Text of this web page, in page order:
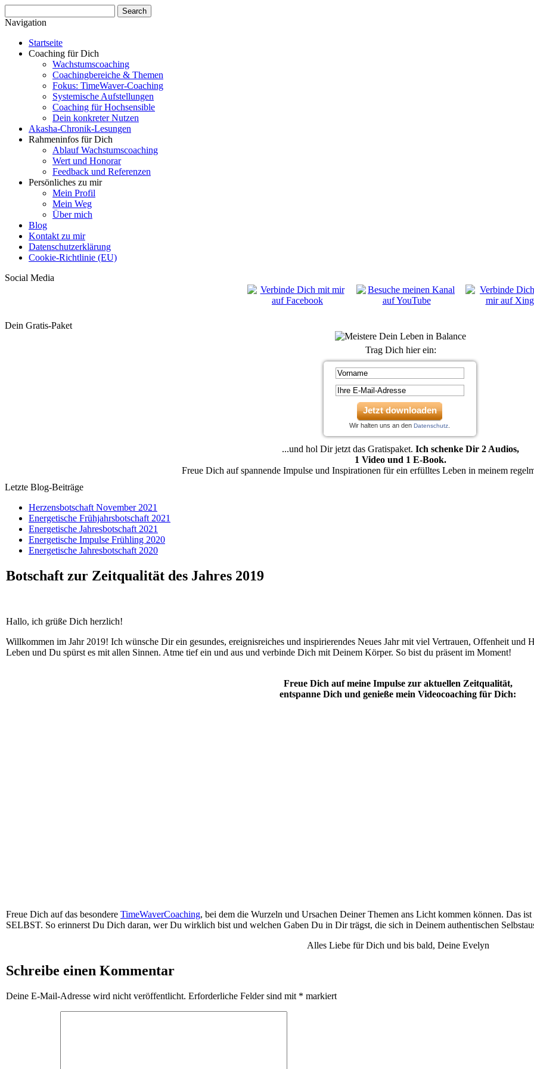
Navigation
Startseite
Coaching für Dich
Wachstumscoaching
Coachingbereiche & Themen
Fokus: TimeWaver-Coaching
Systemische Aufstellungen
Coaching für Hochsensible
Dein konkreter Nutzen
Akasha-Chronik-Lesungen
Rahmeninfos für Dich
Ablauf Wachstumscoaching
Wert und Honorar
Feedback und Referenzen
Persönliches zu mir
Mein Profil
Mein Weg
Über mich
Blog
Kontakt zu mir
Datenschutzerklärung
Cookie-Richtlinie (EU)
Social Media
Dein Gratis-Paket
Trag Dich hier ein:
Jetzt downloaden
Wir halten uns an den Datenschutz
...und hol Dir jetzt das Gratispaket. Ich schenke Dir 2 Audios,
1 Video und 1 E-Book.
Freue Dich auf spannende Impulse und Inspirationen für ein erfülltes Leben in meinem
Letzte Blog-Beiträge
Herzensbotschaft November 2021
Energetische Frühjahrsbotschaft 2021
Energetische Jahresbotschaft 2021
Energetische Impulse Frühling 2020
Energetische Jahresbotschaft 2020
Botschaft zur Zeitqualität des Jahres 2019
Hallo, ich grüße Dich herzlich!
Willkommen im Jahr 2019! Ich wünsche Dir ein gesundes, ereignisreiches und inspirierendes Neues Jahr mit viel Vertrauen, Offenheit
Leben und Du spürst es mit allen Sinnen. Atme tief ein und aus und verbinde Dich mit Deinem Körper. So bist du präsent im Moment!
Freue Dich auf meine Impulse zur aktuellen Zeitqualität,
entspanne Dich und genieße mein Videocoaching für Dich:
Freue Dich auf das besondere TimeWaverCoaching, bei dem die Wurzeln und Ursachen Deiner Themen ans Licht kommen können. Das
SELBST. So erinnerst Du Dich daran, wer Du wirklich bist und welchen Gaben Du in Dir trägst, die sich in Deinem authentischen
Alles Liebe für Dich und bis bald, Deine Evelyn
Schreibe einen Kommentar
Deine E-Mail-Adresse wird nicht veröffentlicht. Erforderliche Felder sind mit * markiert